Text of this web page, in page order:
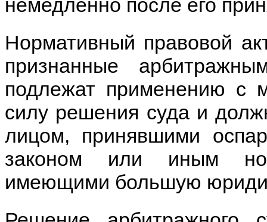
немедленно после его
Нормативный правовой
признанные
подлежат применению с
силу решения суда и
лицом, принявшими
законом или иным
имеющими большую